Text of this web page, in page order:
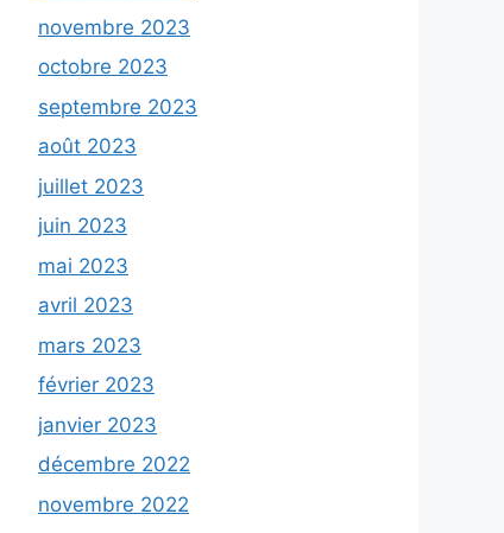
novembre 2023
octobre 2023
septembre 2023
août 2023
juillet 2023
juin 2023
mai 2023
avril 2023
mars 2023
février 2023
janvier 2023
décembre 2022
novembre 2022